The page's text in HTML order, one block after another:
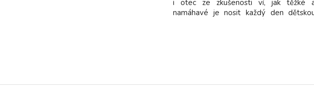
i otec ze zkušenosti ví, jak těžké
namáhavé je nosit každý den